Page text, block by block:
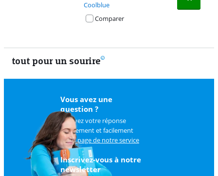
Coolblue
Comparer
tout pour un sourire
Vous avez une
question ?
Trouvez votre réponse
rapidement et facilement
surla page de notre service
client.
Inscrivez-vous à notre
newsletter